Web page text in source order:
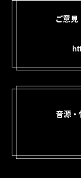
ご意見
音源・